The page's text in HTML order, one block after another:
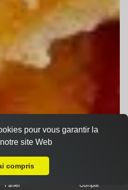
Panier Compte
pour vous garantir la
site Web
compris